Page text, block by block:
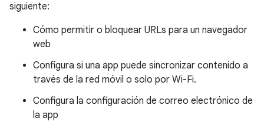
siguiente:
Cómo permitir o bloquear URLs para un navegador
web
Configura si una app puede sincronizar contenido a
través de la red móvil o solo por Wi-Fi.
Configura la configuración de correo electrónico de
la app